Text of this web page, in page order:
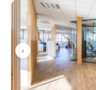
‹